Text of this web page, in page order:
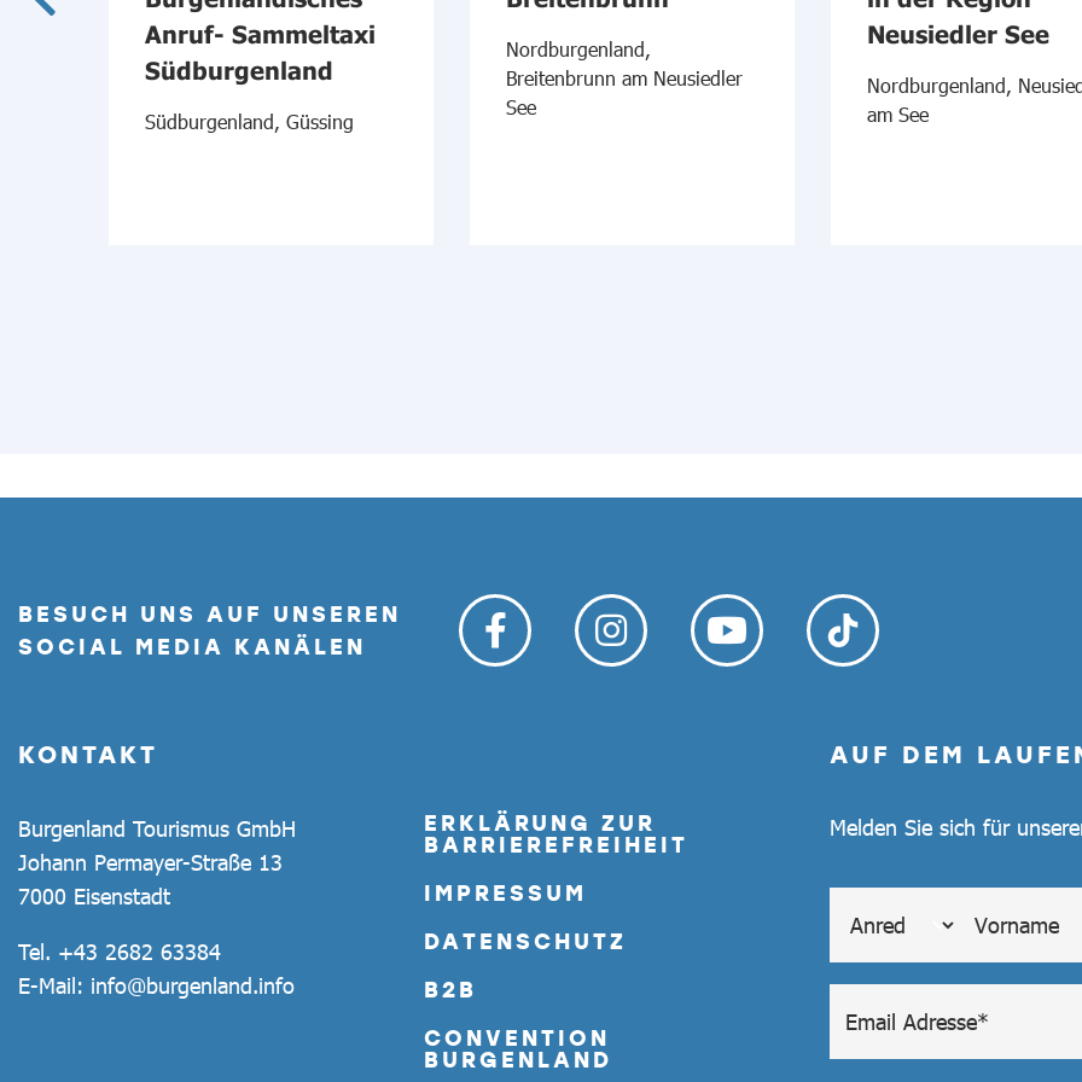
Anruf- Sammeltaxi
Südburgenland
Südburgenland, Güssing
Nordburgenland,
Breitenbrunn am Neusiedler
See
Neusiedler See
Nordburgenland,
am See
BESUCH UNS AUF UNSEREN
SOCIAL MEDIA KANÄLEN
KONTAKT
Burgenland Tourismus GmbH
Johann Permayer-Straße 13
7000 Eisenstadt
Tel. +43 2682 63384
E-Mail: info@burgenland.info
ERKLÄRUNG ZUR
BARRIEREFREIHEIT
IMPRESSUM
DATENSCHUTZ
B2B
CONVENTION
BURGENLAND
AUF DEM
Melden Sie sich für